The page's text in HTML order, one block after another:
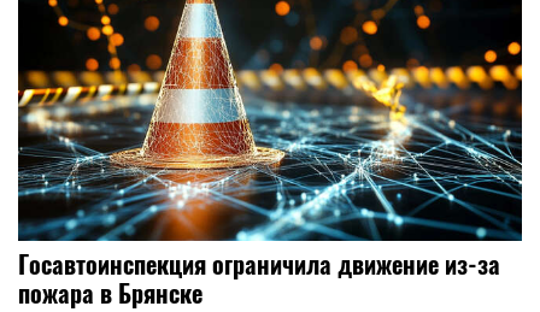
Госавтоинспекция ограничила движение из-за
пожара в Брянске